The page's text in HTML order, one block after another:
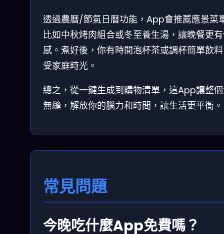
透過農曆/節氣日曆功能，App會推薦應景菜
比如中秋烤肉組合或冬至養生湯，讓晚餐更
感。煮好後，你有時間泡杯茶或調杯簡單飲
受家庭時光。
總之，從一鍵生成到購物清單，這App讓整
無縫，解放你的腦力和時間，讓生活更平衡。
常見問題
今晚吃什麼App免費嗎？